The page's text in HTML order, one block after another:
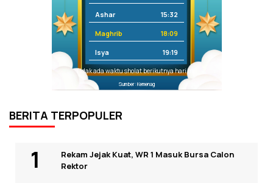
Ashar 15:32
Maghrib 18:09
Isya 19:19
Tidak ada waktu sholat berikutnya hari ini.
Sumber: Kemenag
BERITA TERPOPULER
Rekam Jejak Kuat, WR 1 Masuk Bursa Calon
Rektor